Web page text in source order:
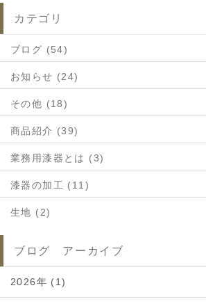
カテゴリ
ブログ (54)
お知らせ (24)
その他 (18)
商品紹介 (39)
業務用漆器とは (3)
漆器の加工 (11)
生地 (2)
ブログ アーカイブ
2026年 (1)